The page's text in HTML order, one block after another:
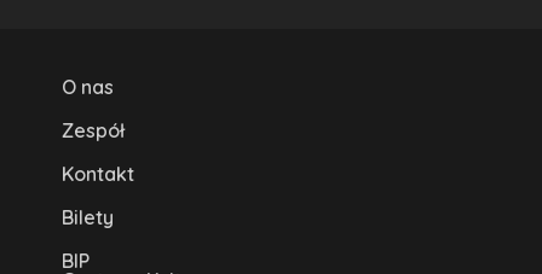
O nas
Zespół
Kontakt
Bilety
BIP